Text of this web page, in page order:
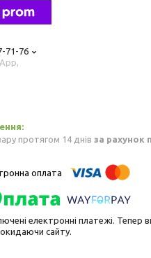
71-76
протягом 14 днів за рахунок
електронні платежі.
сайту.